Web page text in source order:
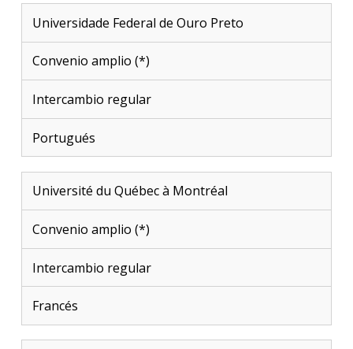
Universidade Federal de Ouro Preto
Convenio amplio (*)
Intercambio regular
Portugués
Université du Québec à Montréal
Convenio amplio (*)
Intercambio regular
Francés